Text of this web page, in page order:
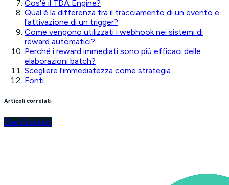
Cos'è il TDA Engine?
Qual è la differenza tra il tracciamento di un evento e
l'attivazione di un trigger?
Come vengono utilizzati i webhook nei sistemi di
reward automatici?
Perché i reward immediati sono più efficaci delle
elaborazioni batch?
Scegliere l'immediatezza come strategia
Fonti
Articoli correlati
Gamification